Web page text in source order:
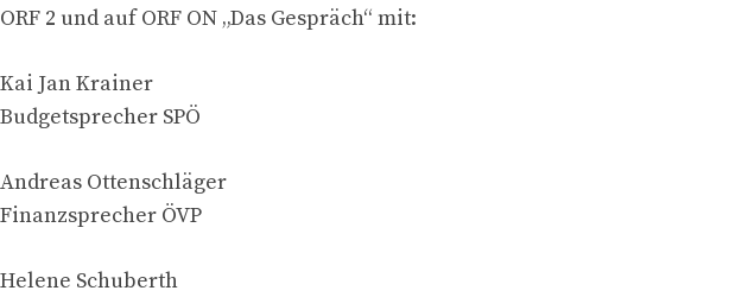
ORF 2 und auf ORF ON „Das Gespräch“ mit:
Kai Jan Krainer
Budgetsprecher SPÖ
Andreas Ottenschläger
Finanzsprecher ÖVP
Helene Schuberth